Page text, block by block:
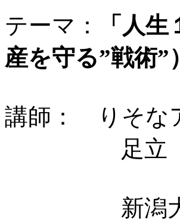
テーマ：
「人
産を守る”戦術”
講師： りそな
足立
新潟大学